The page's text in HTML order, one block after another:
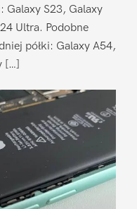
Galaxy S23, Galaxy
Ultra. Podobne
półki: Galaxy A54,
[…]